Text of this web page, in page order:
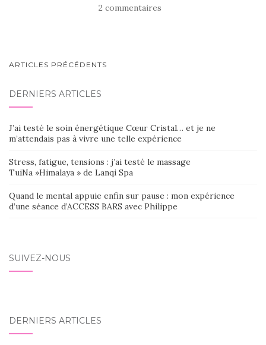
2 commentaires
NAVIGATION
SEIN
DES
ARTICLES
ARTICLES PRÉCÉDENTS
DERNIERS ARTICLES
J’ai testé le soin énergétique Cœur Cristal… et je ne
m’attendais pas à vivre une telle expérience
Stress, fatigue, tensions : j’ai testé le massage
TuiNa »Himalaya » de Lanqi Spa
Quand le mental appuie enfin sur pause : mon expérience
d’une séance d’ACCESS BARS avec Philippe
SUIVEZ-NOUS
DERNIERS ARTICLES